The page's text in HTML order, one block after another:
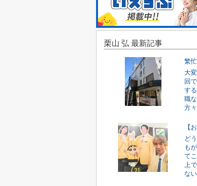
栗山 弘 最新記事
繁
大
回
す
職
方
【
ど
も
て
上
な